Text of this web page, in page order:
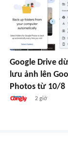
Google Drive
lưu ảnh lên
Photos từ 10/8
2 giờ